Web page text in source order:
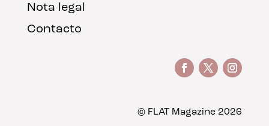
Nota legal
Contacto
© FLAT Magazine 2026